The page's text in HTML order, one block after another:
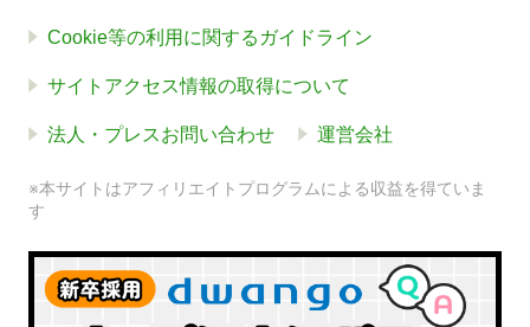
Cookie等の利用に関するガイドライン
サイトアクセス情報の取得について
法人・プレスお問い合わせ 運営会社
※本サイトはアフィリエイトプログラムによる収益を得ていま
す